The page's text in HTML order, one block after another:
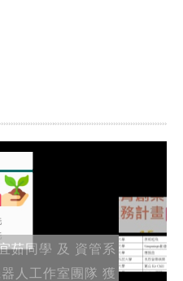
茹同學 及 資管系
人工作室團隊 獲